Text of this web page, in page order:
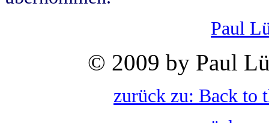
Paul
© 2009 by Paul
zurück zu: Back to